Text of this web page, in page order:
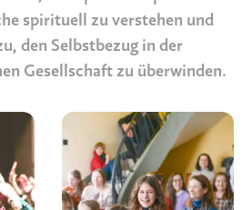
spirituell zu verstehen und
den Selbstbezug in der
Gesellschaft zu überwinden.